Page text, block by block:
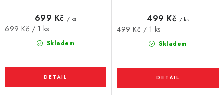
Skladem
699 Kč / ks
Měrná
699 Kč / 1 ks
Skladem
499 Kč / ks
Měrná
499 Kč / 1 ks